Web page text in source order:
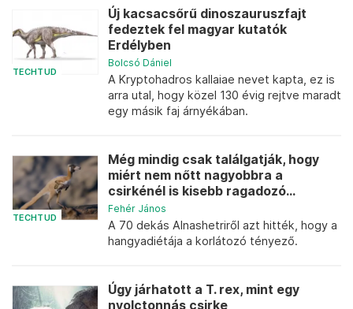
TECHTUD
Új kacsacsőrű dinoszauruszfajt
fedeztek fel magyar kutatók
Erdélyben
Bolcsó Dániel
A Kryptohadros kallaiae nevet kapta, ez is
arra utal, hogy közel 130 évig rejtve maradt
egy másik faj árnyékában.
TECHTUD
Még mindig csak találgatják, hogy
miért nem nőtt nagyobbra a
csirkénél is kisebb ragadozó...
Fehér János
A 70 dekás Alnashetriről azt hitték, hogy a
hangyadiétája a korlátozó tényező.
Úgy járhatott a T. rex, mint egy
nyolctonnás csirke